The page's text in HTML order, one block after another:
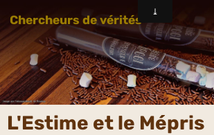
Chercheurs de vérités
L'Estime et le Mépris